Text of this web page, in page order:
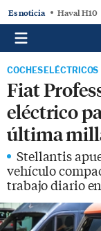
Es noticia Haval H10
COCHES ELÉCTRICOS
Fiat
eléctrico
última
Stellantis
vehículo
trabajo diario